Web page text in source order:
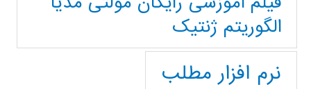
الگوریتم ژنتیک
نرم افزار مطلب